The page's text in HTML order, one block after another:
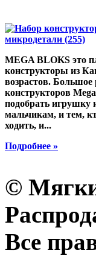
MEGA BLOKS это
конструкторы из
возрастов. Большое
конструкторов
подобрать игрушку
мальчикам, и тем,
ходить, и...
Подробнее »
©
Все